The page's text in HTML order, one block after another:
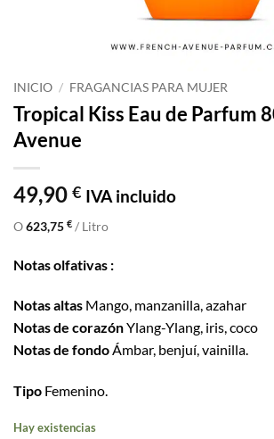
INICIO / FRAGANCIAS PARA MUJER
Tropical Kiss Eau de Parfum
Avenue
49,90 € IVA incluido
O623,75 € / Litro
Notas olfativas :
Notas altas Mango, manzanilla, azahar
Notas de corazónYlang-Ylang, iris, coco
Notas de fondoÁmbar, benjuí, vainilla.
Tipo Femenino.
Hay existencias